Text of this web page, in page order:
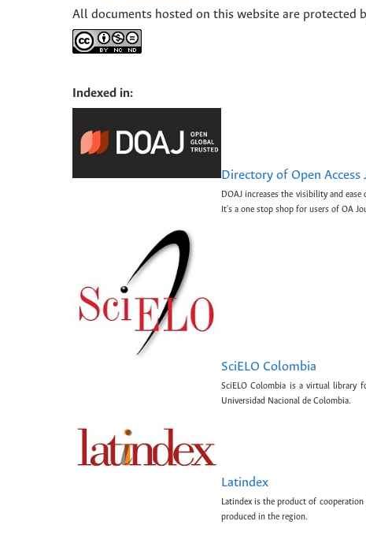
All documents hosted on this website are protected
Indexed in:
Directory of Open Access
DOAJ increases the visibility and
It's a one stop shop for users of OA
SciELO Colombia
SciELO Colombia is a virtual library
Universidad Nacional de Colombia.
Latindex
Latindex is the product of
produced in the region.